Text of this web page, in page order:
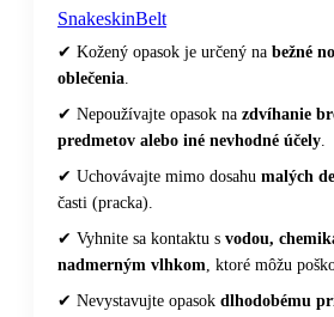
SnakeskinBelt
✔ Kožený opasok je určený na bežné
oblečenia.
✔ Nepoužívajte opasok na zdvíhanie
predmetov alebo iné nevhodné účely.
✔ Uchovávajte mimo dosahu malých
časti (pracka).
✔ Vyhnite sa kontaktu s vodou,
nadmerným vlhkom, ktoré môžu
✔ Nevystavujte opasok dlhodobému